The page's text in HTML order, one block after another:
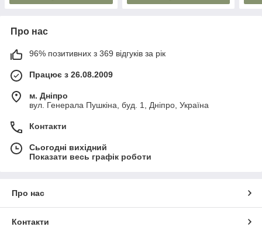
Про нас
96% позитивних з 369 відгуків за рік
Працює з 26.08.2009
м. Дніпро
вул. Генерала Пушкіна, буд. 1, Дніпро, Україна
Контакти
Сьогодні вихідний
Показати весь графік роботи
Про нас
Контакти